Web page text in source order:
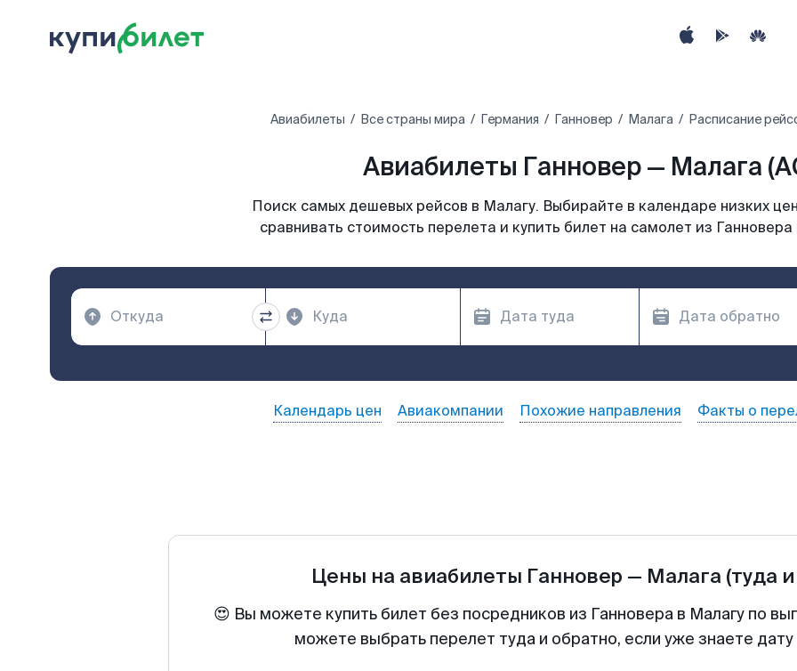
Авиабилеты Все страны мира Германия Ганновер Малага Расписание
Авиабилеты Ганновер — Малага
Поиск самых дешевых рейсов в Малагу. Выбирайте в календаре низких
сравнивать стоимость перелета и купить билет на самолет из
Календарь цен Авиакомпании Похожие направления Факты о
Цены на авиабилеты Ганновер — Малага (туда
😍 Вы можете купить билет без посредников из Ганновера в Малагу по
можете выбрать перелет туда и обратно, если уже знаете